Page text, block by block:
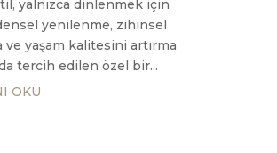
yalnızca dinlenmek için
yenilenme, zihinsel
ve yaşam kalitesini artırma
tercih edilen özel bir...
OKU